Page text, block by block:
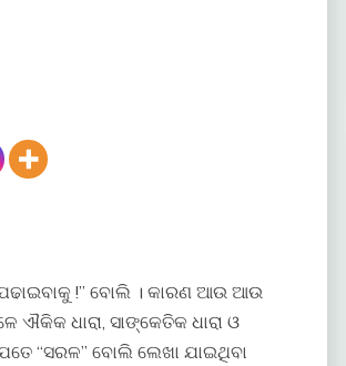
!” ବୋଲି । କାରଣ ଆଉ ଆଉ
ଧାରା, ସାଙ୍କେତିକ ଧାରା ଓ
“ସରଳ” ବୋଲି ଲେଖା ଯାଇଥିବା